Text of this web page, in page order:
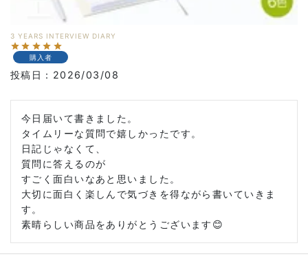
3 YEARS INTERVIEW DIARY
購入者
投稿日 2026/03/08
今日届いて書きました。
タイムリーな質問で嬉しかったです。
日記じゃなくて、
質問に答えるのが
すごく面白いなあと思いました。
大切に面白く楽しんで気づきを得ながら書いていきま
す。
素晴らしい商品をありがとうございます😊